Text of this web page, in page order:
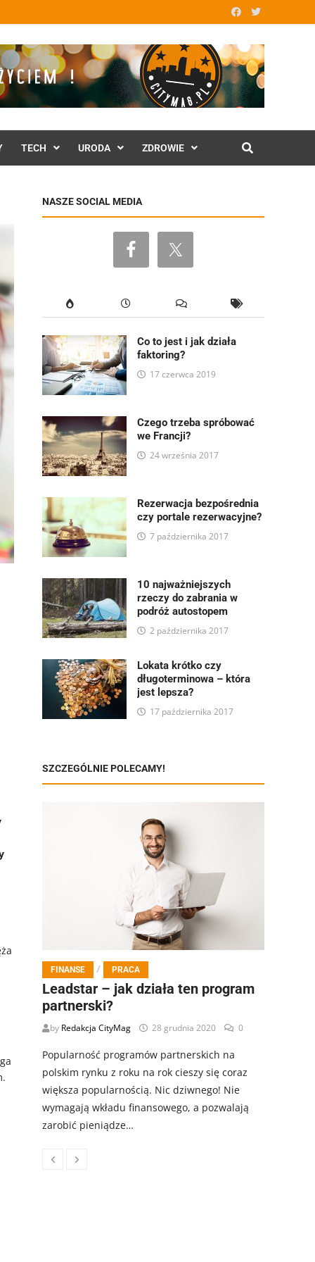
TECH URODA ZDROWIE
NASZE SOCIAL MEDIA
Co to jest i jak działa
faktoring?
17 czerwca 2019
Czego trzeba spróbować
we Francji?
24 września 2017
Rezerwacja bezpośrednia
czy portale rezerwacyjne?
7 października 2017
10 najważniejszych
rzeczy do zabrania w
podróż autostopem
2 października 2017
Lokata krótko czy
długoterminowa – która
jest lepsza?
17 października 2017
SZCZEGÓLNIE POLECAMY!
FINANSE / PRACA
Leadstar – jak działa ten program
partnerski?
by Redakcja CityMag 28 grudnia 2020 0
Popularność programów partnerskich na
polskim rynku z roku na rok cieszy się coraz
większa popularnością. Nic dziwnego! Nie
wymagają wkładu finansowego, a pozwalają
zarobić pieniądze…